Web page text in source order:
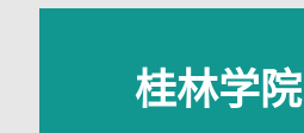
桂林学院